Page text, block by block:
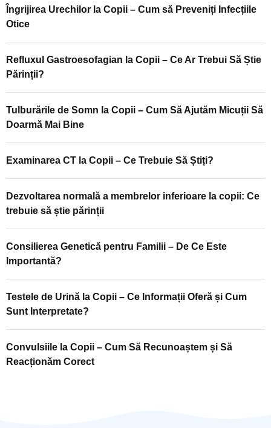
Îngrijirea Urechilor la Copii – Cum să Preveniți Infecțiile
Otice
Refluxul Gastroesofagian la Copii – Ce Ar Trebui Să Știe
Părinții?
Tulburările de Somn la Copii – Cum Să Ajutăm Micuții Să
Doarmă Mai Bine
Examinarea CT la Copii – Ce Trebuie Să Știți?
Dezvoltarea normală a membrelor inferioare la copii: Ce
trebuie să știe părinții
Consilierea Genetică pentru Familii – De Ce Este
Importantă?
Testele de Urină la Copii – Ce Informații Oferă și Cum
Sunt Interpretate?
Convulsiile la Copii – Cum Să Recunoaștem și Să
Reacționăm Corect